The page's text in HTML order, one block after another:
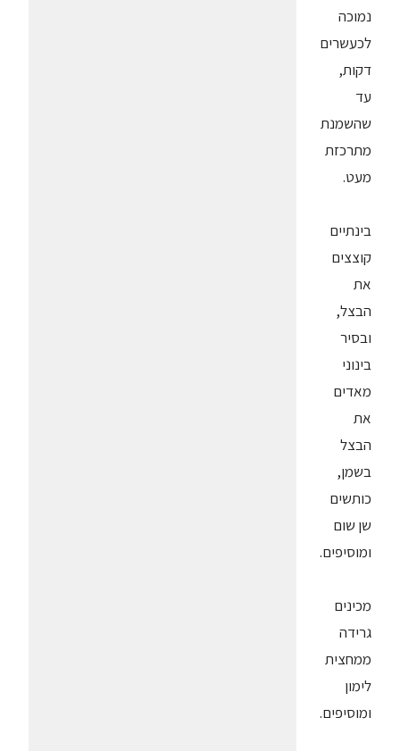
נמוכה
לכעשרים
דקות,
עד
שהשמנת
מתרכזת
מעט.
בינתיים
קוצצים
את
הבצל,
ובסיר
בינוני
מאדים
את
הבצל
בשמן,
כותשים
שן שום
ומוסיפים.
מכינים
גרידה
ממחצית
לימון
ומוסיפים.